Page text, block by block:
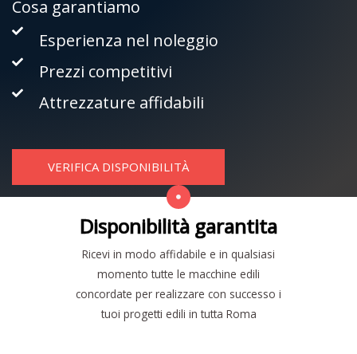
Cosa garantiamo
Esperienza nel noleggio
Prezzi competitivi
Attrezzature affidabili
VERIFICA DISPONIBILITÀ
Disponibilità garantita
Ricevi in modo affidabile e in qualsiasi
momento tutte le macchine edili
concordate per realizzare con successo i
tuoi progetti edili in tutta Roma